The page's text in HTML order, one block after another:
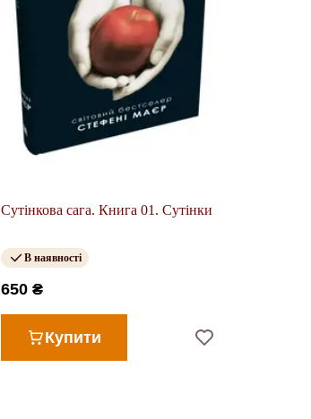
Сутінкова сага. Книга 01. Сутінки
В наявності
650 ₴
Купити